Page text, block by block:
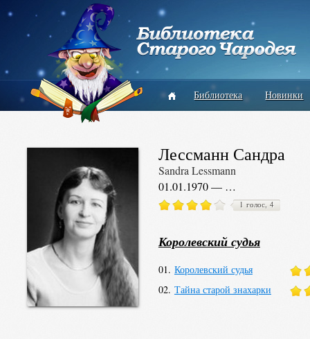
Библиотека Новинки
Лессманн Сандра
Sandra Lessmann
01.01.1970 — …
1 голос, 4
Королевский судья
01. Королевский судья
02. Тайна старой знахарки